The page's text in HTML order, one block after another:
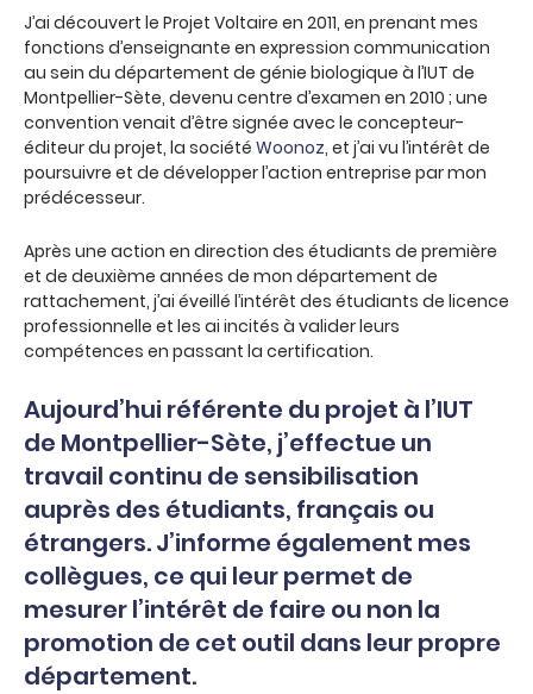
J’ai découvert le Projet Voltaire en 2011, en prenant mes
fonctions d’enseignante en expression communication
au sein du département de génie biologique à l’IUT de
Montpellier-Sète, devenu centre d’examen en 2010 ; une
convention venait d’être signée avec le concepteur-
éditeur du projet, la société Woonoz, et j’ai vu l’intérêt de
poursuivre et de développer l’action entreprise par mon
prédécesseur.
Après une action en direction des étudiants de première
et de deuxième années de mon département de
rattachement, j’ai éveillé l’intérêt des étudiants de licence
professionnelle et les ai incités à valider leurs
compétences en passant la certification.
Aujourd’hui référente du projet à l’IUT
de Montpellier-Sète, j’effectue un
travail continu de sensibilisation
auprès des étudiants, français ou
étrangers. J’informe également mes
collègues, ce qui leur permet de
mesurer l’intérêt de faire ou non la
promotion de cet outil dans leur propre
département.